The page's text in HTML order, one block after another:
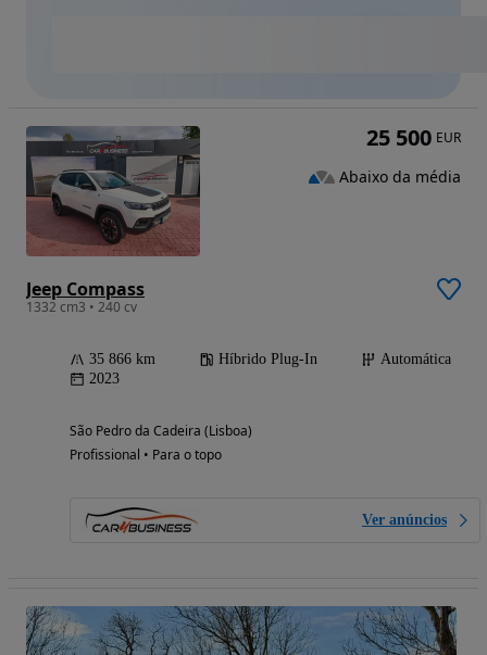
Jeep Compass
1332 cm3 • 240 cv
35 866 km Híbrido Plug-In
Automática
2023
São Pedro da Cadeira (Lisboa)
Profissional • Para o topo
Ver anúncios
25 500 EUR
Abaixo da média